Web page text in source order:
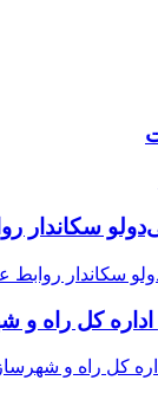
سکاندار
کل راه و